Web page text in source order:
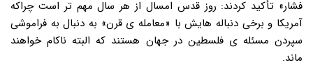
فشار» تأکید کردند: روز قدس امسال از هر سال مهم تر است چراکه
آمریکا و برخی دنباله هایش با «معامله ی قرن» به دنبال به فراموشی
سپردن مسئله ی فلسطین در جهان هستند که البته ناکام خواهند
ماند.